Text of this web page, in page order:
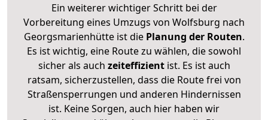
Ein weiterer wichtiger Schritt bei der
Vorbereitung eines Umzugs von Wolfsburg nach
Georgsmarienhütte ist diePlanung der Routen.
Es ist wichtig, eine Route zu wählen, die sowohl
sicher als auch zeiteffizientist. Es ist auch
ratsam, sicherzustellen, dass die Route frei von
Straßensperrungen und anderen Hindernissen
ist. Keine Sorgen, auch hier haben wir